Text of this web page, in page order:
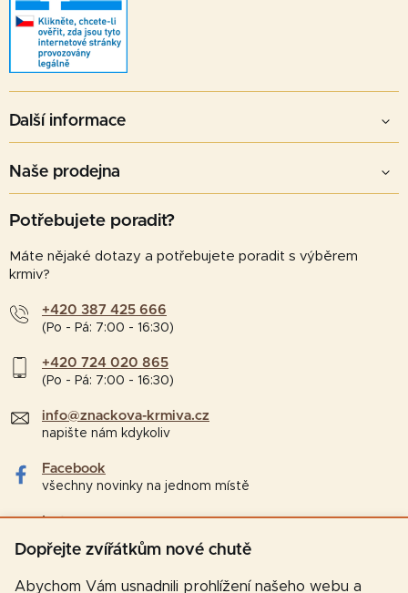
Dopřejte zvířátkům nové chutě
Abychom Vám usnadnili prohlížení našeho webu a
Další informace
Naše prodejna
Potřebujete poradit?
Máte nějaké dotazy a potřebujete poradit s výběrem
krmiv?
+420 387 425 666
(Po - Pá: 7:00 - 16:30)
+420 724 020 865
(Po - Pá: 7:00 - 16:30)
info@znackova-krmiva.cz
napište nám kdykoliv
Facebook
všechny novinky na jednom místě
Instagram
tipy a zajímavosti pro chovatele